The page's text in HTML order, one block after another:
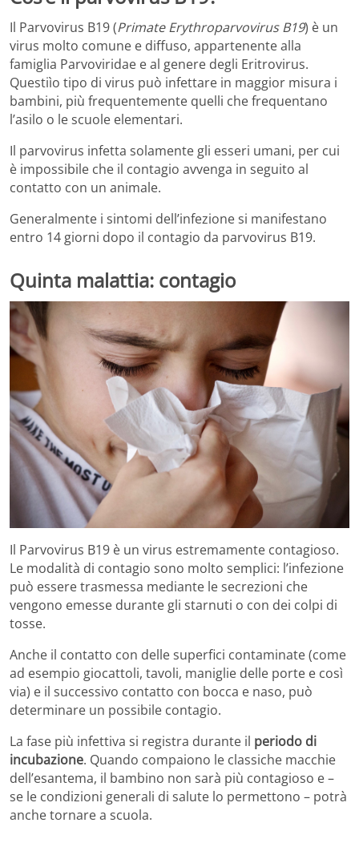
Il Parvovirus B19 (Primate Erythroparvovirus B19) è un
virus molto comune e diffuso, appartenente alla
famiglia Parvoviridae e al genere degli Eritrovirus.
Questiìo tipo di virus può infettare in maggior misura i
bambini, più frequentemente quelli che frequentano
l’asilo o le scuole elementari.
Il parvovirus infetta solamente gli esseri umani, per cui
è impossibile che il contagio avvenga in seguito al
contatto con un animale.
Generalmente i sintomi dell’infezione si manifestano
entro 14 giorni dopo il contagio da parvovirus B19.
Quinta malattia: contagio
Il Parvovirus B19 è un virus estremamente contagioso.
Le modalità di contagio sono molto semplici: l’infezione
può essere trasmessa mediante le secrezioni che
vengono emesse durante gli starnuti o con dei colpi di
tosse.
Anche il contatto con delle superfici contaminate (come
ad esempio giocattoli, tavoli, maniglie delle porte e così
via) e il successivo contatto con bocca e naso, può
determinare un possibile contagio.
La fase più infettiva si registra durante il periodo di
incubazione. Quando compaiono le classiche macchie
dell’esantema, il bambino non sarà più contagioso e –
se le condizioni generali di salute lo permettono – potrà
anche tornare a scuola.